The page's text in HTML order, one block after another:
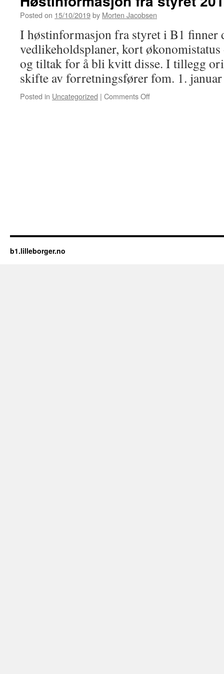
Posted on 15/10/2019by Morten Jacobsen
I høstinformasjon fra styret i B1 finner
vedlikeholdsplaner, kort
og tiltak for å bli kvitt disse. I tillegg
skifte av forretningsfører fom. 1.
Posted in Uncategorized | Comments Offon
b1.lilleborger.no